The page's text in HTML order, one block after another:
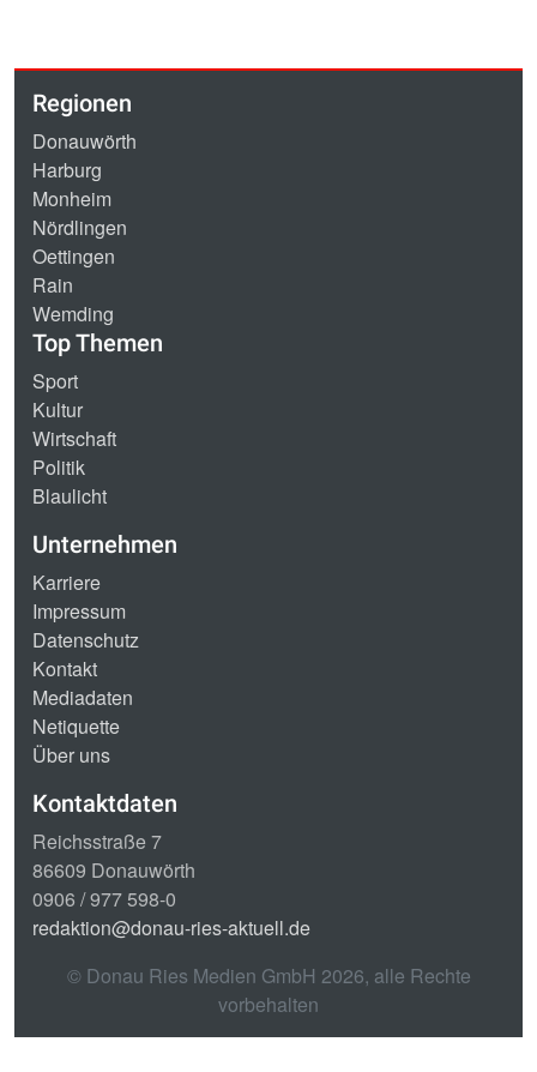
Regionen
Donauwörth
Harburg
Monheim
Nördlingen
Oettingen
Rain
Wemding
Top Themen
Sport
Kultur
Wirtschaft
Politik
Blaulicht
Unternehmen
Karriere
Impressum
Datenschutz
Kontakt
Mediadaten
Netiquette
Über uns
Kontaktdaten
Reichsstraße 7
86609 Donauwörth
0906 / 977 598-0
redaktion@donau-ries-aktuell.de
© Donau Ries Medien GmbH 2026, alle Rechte
vorbehalten